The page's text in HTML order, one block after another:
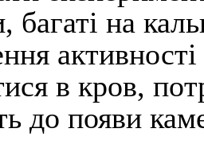
на
в кров,
до появи